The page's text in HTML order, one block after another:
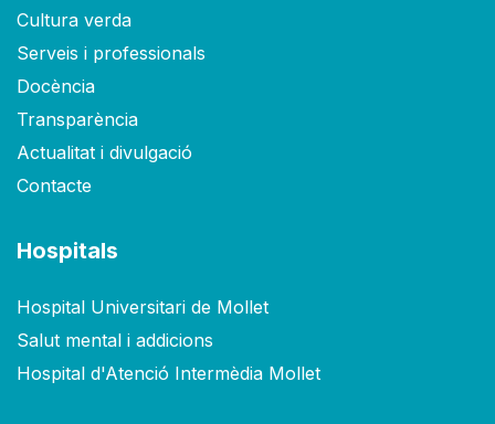
Cultura verda
Serveis i professionals
Docència
Transparència
Actualitat i divulgació
Contacte
Hospitals
Hospital Universitari de Mollet
Salut mental i addicions
Hospital d'Atenció Intermèdia Mollet